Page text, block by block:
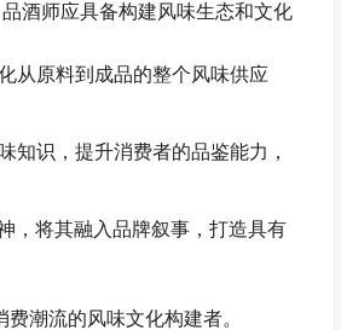
酒师应具备构建风味生态和文化
从原料到成品的整个风味供应
知识，提升消费者的品鉴能力，
，将其融入品牌叙事，打造具有
潮流的风味文化构建者。